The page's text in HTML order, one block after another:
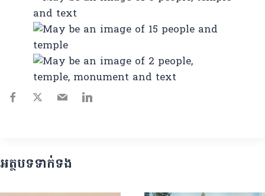
អត្ថបទទាក់ទង